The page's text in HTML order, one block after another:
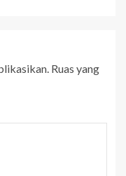
Ruas yang